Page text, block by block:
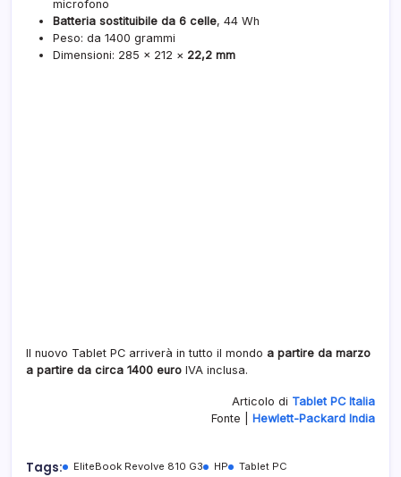
microfono
Batteria sostituibile da 6 celle, 44 Wh
Peso: da 1400 grammi
Dimensioni: 285 × 212 × 22,2 mm
Il nuovo Tablet PC arriverà in tutto il mondo a partire da marzo
a partire da circa 1400 euro IVA inclusa.
Articolo di Tablet PC Italia
Fonte |
Hewlett-Packard India
Tags: EliteBook Revolve 810 G3 HP Tablet PC